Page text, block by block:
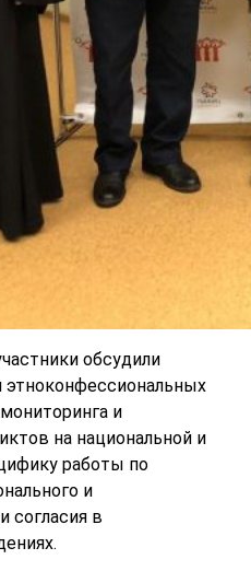
обсудили
этноконфессиональных
и
на национальной и
работы по
и
согласия в